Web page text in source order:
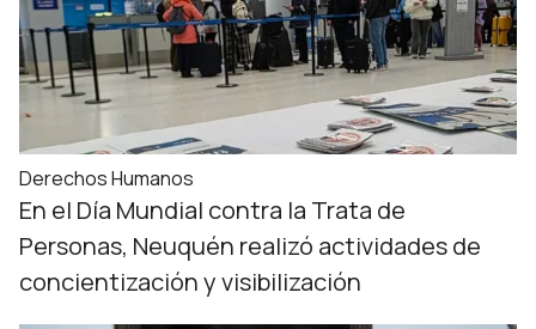
Derechos Humanos
En el Día Mundial contra la Trata de
Personas, Neuquén realizó actividades de
concientización y visibilización